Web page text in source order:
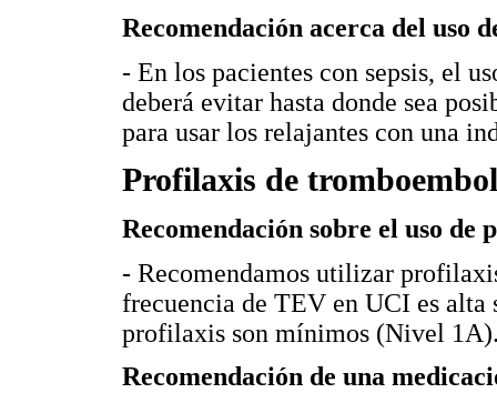
Recomendación acerca del uso
- En los pacientes con sepsis, el
deberá evitar hasta donde sea
para usar los relajantes con una
Profilaxis de
Recomendación sobre el uso
- Recomendamos utilizar
frecuencia de TEV en UCI es
profilaxis son mínimos (Nivel
Recomendación de una